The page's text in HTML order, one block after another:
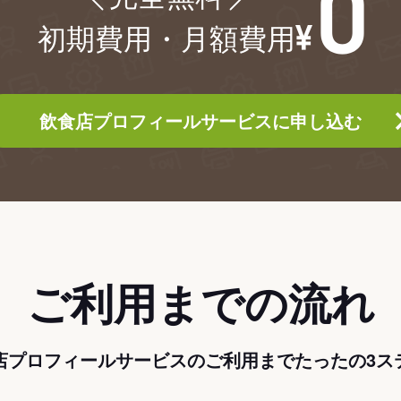
初期費用・月額費用
飲食店プロフィールサービスに申し込む
ご利用までの流れ
プロフィールサービスのご利用までたったの3ス